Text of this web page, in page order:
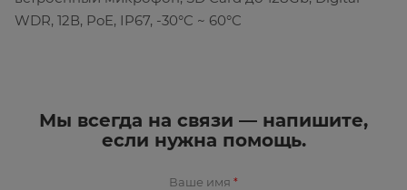
WDR, 12В, PoE, IP67, -30°C ~ 60°C
Мы всегда на связи — напишите,
если нужна помощь.
Ваше имя *